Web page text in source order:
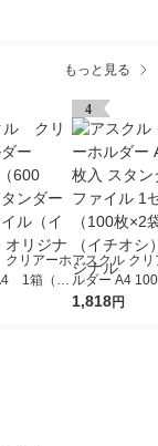
もっと見る
リアーホ
1箱（60
ンダー
4
アスクル ク
ルダー A4
タンダード
1,818円